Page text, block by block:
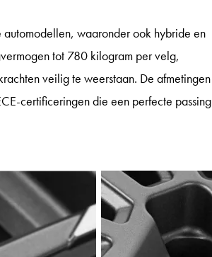
waaronder ook hybride en
tot 780 kilogram per velg,
veilig te weerstaan. De afmetingen
certificeringen die een perfecte passing